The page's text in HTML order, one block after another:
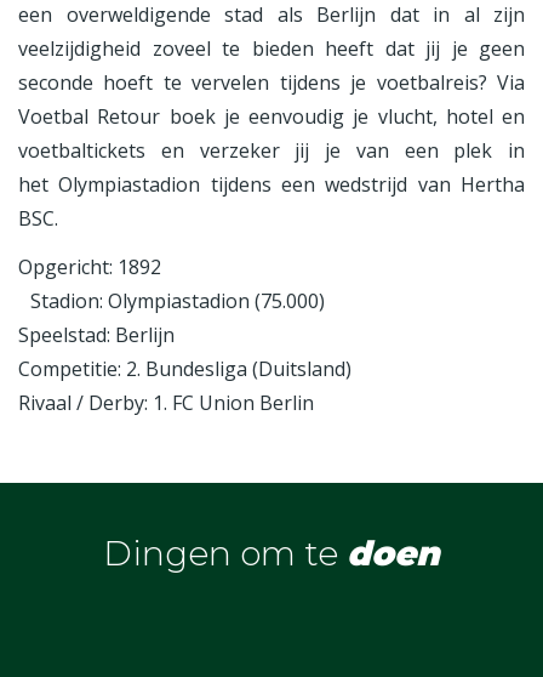
een overweldigende stad als Berlijn dat in al zijn
veelzijdigheid zoveel te bieden heeft dat jij je geen
seconde hoeft te vervelen tijdens je voetbalreis? Via
Voetbal Retour boek je eenvoudig je vlucht, hotel en
voetbaltickets en verzeker jij je van een plek in
het Olympiastadion tijdens een wedstrijd van Hertha
BSC.
Opgericht: 1892
Stadion: Olympiastadion (75.000)
Speelstad: Berlijn
Competitie: 2. Bundesliga (Duitsland)
Rivaal / Derby: 1. FC Union Berlin
Dingen om te doen